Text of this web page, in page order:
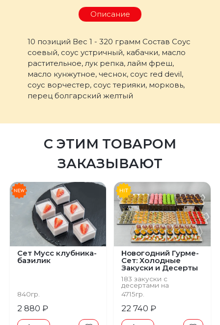
Описание
10 позиций Вес 1 - 320 грамм Состав Соус
соевый, соус устричный, кабачки, масло
растительное, лук репка, лайм фреш,
масло кунжутное, чеснок, соус red devil,
соус ворчестер, соус терияки, морковь,
перец болгарский желтый
С ЭТИМ ТОВАРОМ
ЗАКАЗЫВАЮТ
Сет Мусс клубника-
базилик
840гр.
2 880 ₽
Новогодний Гурме-
Сет: Холодные
Закуски и Десерты
183 закуски с
десертами на
компанию
4715гр.
22 740 ₽